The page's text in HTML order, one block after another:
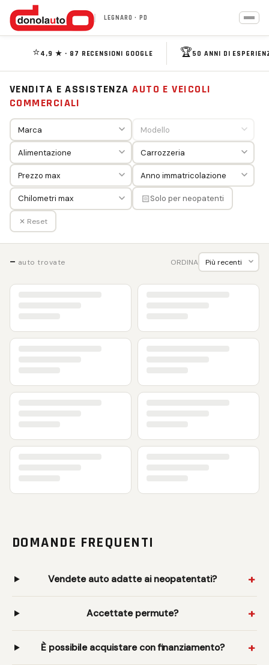
LEGNARO · PD
⭐4,9 ★ · 87 RECENSIONI GOOGLE 🏆50 ANNI DI
VENDITA E ASSISTENZAAUTO E VEICOLI
COMMERCIALI
🏻Solo per neopatenti
✕ Reset
— auto trovate ORDINA
DOMANDE FREQUENTI
Vendete auto adatte ai neopatentati?
Accettate permute?
È possibile acquistare con finanziamento?